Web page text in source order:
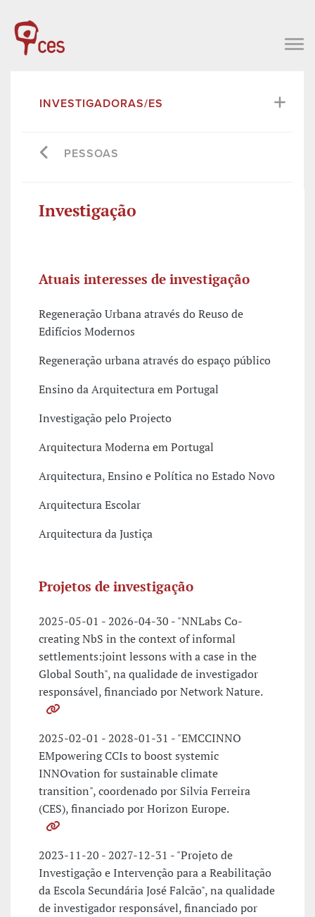
INVESTIGADORAS/ES
PESSOAS
Investigação
Atuais interesses de investigação
Regeneração Urbana através do Reuso de
Edifícios Modernos
Regeneração urbana através do espaço público
Ensino da Arquitectura em Portugal
Investigação pelo Projecto
Arquitectura Moderna em Portugal
Arquitectura, Ensino e Política no Estado Novo
Arquitectura Escolar
Arquitectura da Justiça
Projetos de investigação
2025-05-01 - 2026-04-30 - "NNLabs Co-
creating NbS in the context of informal
settlements:joint lessons with a case in the
Global South", na qualidade de investigador
responsável, financiado por Network Nature.
2025-02-01 - 2028-01-31 - "EMCCINNO
EMpowering CCIs to boost systemic
INNOvation for sustainable climate
transition", coordenado por Silvia Ferreira
(CES), financiado por Horizon Europe.
2023-11-20 - 2027-12-31 - "Projeto de
Investigação e Intervenção para a Reabilitação
da Escola Secundária José Falcão", na qualidade
de investigador responsável, financiado por